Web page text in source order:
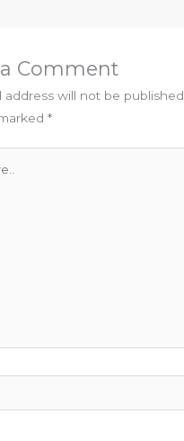
Comment
address will not be published.
*